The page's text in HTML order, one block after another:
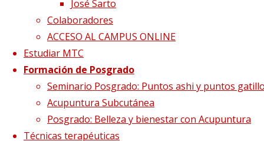
José Sarto
Colaboradores
ACCESO AL CAMPUS ONLINE
Estudiar MTC
Formación de Posgrado
Seminario Posgrado: Puntos ashi y puntos
Acupuntura Subcutánea
Posgrado: Belleza y bienestar con Acupuntura
Técnicas terapéuticas
Página de InicioGracias por rellenar el
formulario
Gracias por
rellenar el